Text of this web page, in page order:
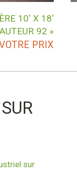
10′ X 18′
92 »
PRIX